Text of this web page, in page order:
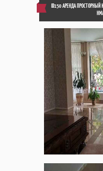
ID150 АРЕНДА